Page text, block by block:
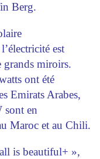
Berg.
est
grands miroirs.
ont été
Emirats Arabes,
sont en
Maroc et au Chili.
is beautiful+ »,